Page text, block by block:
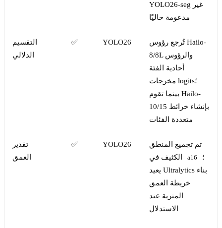
YOLO26-seg غير
مدعومة حاليًا
التقسيم
الدلالي
✅ YOLO26
تُرجع رؤوس Hailo-
8/8L والرؤوس
أحادية الفئة
مخرجات logits؛
بينما تقوم Hailo-
10/15 بإنشاء خرائط
متعددة الفئات
تقدير
العمق
✅ YOLO26
تم تجميع المنطق
a16
؛
يعيد Ultralytics بناء
خريطة العمق
المترية عند
الاستدلال